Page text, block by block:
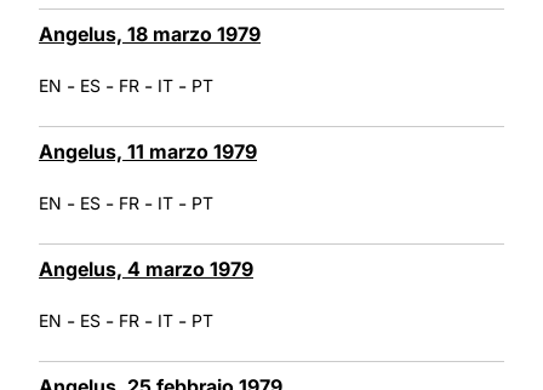
Angelus, 18 marzo 1979
EN - ES - FR - IT - PT
Angelus, 11 marzo 1979
EN - ES - FR - IT - PT
Angelus, 4 marzo 1979
EN - ES - FR - IT - PT